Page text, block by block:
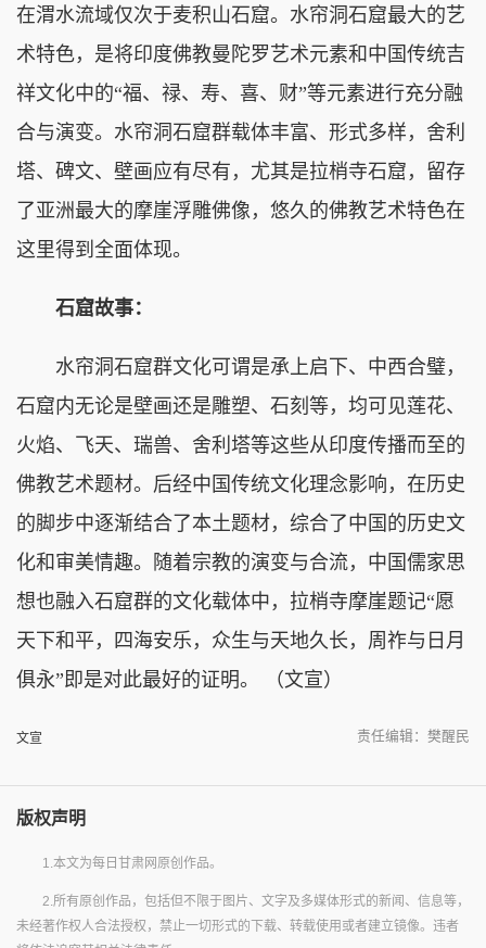
在渭水流域仅次于麦积山石窟。水帘洞石窟最大的艺
术特色，是将印度佛教曼陀罗艺术元素和中国传统吉
祥文化中的“福、禄、寿、喜、财”等元素进行充分融
合与演变。水帘洞石窟群载体丰富、形式多样，舍利
塔、碑文、壁画应有尽有，尤其是拉梢寺石窟，留存
了亚洲最大的摩崖浮雕佛像，悠久的佛教艺术特色在
这里得到全面体现。
石窟故事：
水帘洞石窟群文化可谓是承上启下、中西合璧，
石窟内无论是壁画还是雕塑、石刻等，均可见莲花、
火焰、飞天、瑞兽、舍利塔等这些从印度传播而至的
佛教艺术题材。后经中国传统文化理念影响，在历史
的脚步中逐渐结合了本土题材，综合了中国的历史文
化和审美情趣。随着宗教的演变与合流，中国儒家思
想也融入石窟群的文化载体中，拉梢寺摩崖题记“愿
天下和平，四海安乐，众生与天地久长，周祚与日月
俱永”即是对此最好的证明。 （文宣）
文宣 责任编辑：樊醒民
版权声明
1.本文为每日甘肃网原创作品。
2.所有原创作品，包括但不限于图片、文字及多媒体形式的新闻、信息等，
未经著作权人合法授权，禁止一切形式的下载、转载使用或者建立镜像。违者